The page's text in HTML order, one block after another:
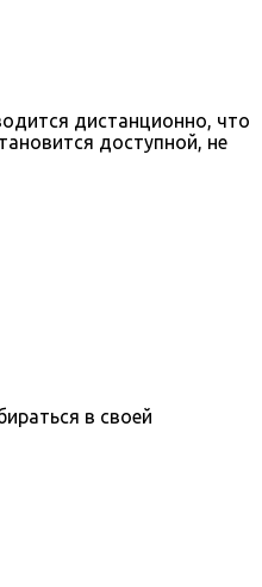
дистанционно, что
доступной, не
в своей